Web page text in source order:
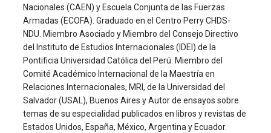
Nacionales (CAEN) y Escuela Conjunta de las Fuerzas
Armadas (ECOFA). Graduado en el Centro Perry CHDS-
NDU. Miembro Asociado y Miembro del Consejo Directivo
del Instituto de Estudios Internacionales (IDEI) de la
Pontificia Universidad Católica del Perú. Miembro del
Comité Académico Internacional de la Maestría en
Relaciones Internacionales, MRI, de la Universidad del
Salvador (USAL), Buenos Aires y Autor de ensayos sobre
temas de su especialidad publicados en libros y revistas de
Estados Unidos, España, México, Argentina y Ecuador.